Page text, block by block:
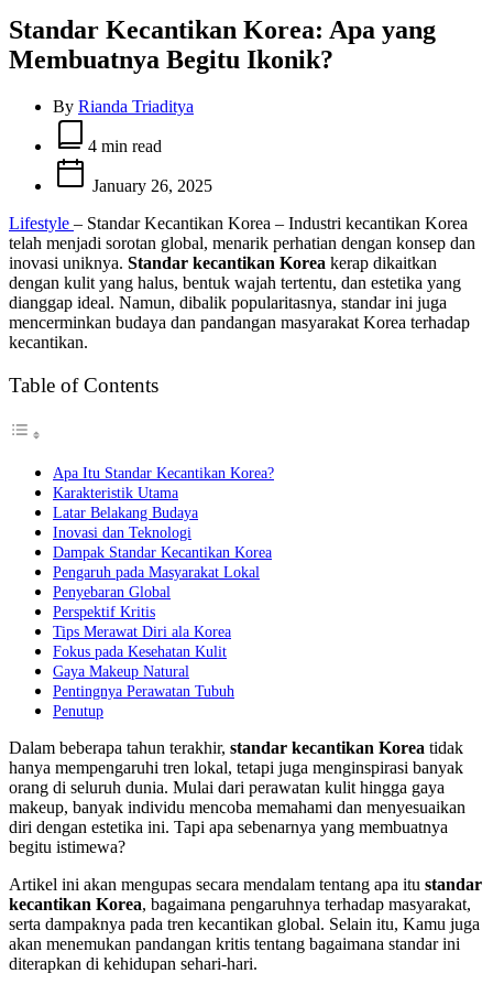
Standar Kecantikan Korea: Apa yang
Membuatnya Begitu Ikonik?
By Rianda Triaditya
Estimated
read
time
4 min read
January 26, 2025
Lifestyle – Standar Kecantikan Korea – Industri kecantikan Korea
telah menjadi sorotan global, menarik perhatian dengan konsep dan
inovasi uniknya. Standar kecantikan Korea kerap dikaitkan
dengan kulit yang halus, bentuk wajah tertentu, dan estetika yang
dianggap ideal. Namun, dibalik popularitasnya, standar ini juga
mencerminkan budaya dan pandangan masyarakat Korea terhadap
kecantikan.
Table of Contents
Apa Itu Standar Kecantikan Korea?
Karakteristik Utama
Latar Belakang Budaya
Inovasi dan Teknologi
Dampak Standar Kecantikan Korea
Pengaruh pada Masyarakat Lokal
Penyebaran Global
Perspektif Kritis
Tips Merawat Diri ala Korea
Fokus pada Kesehatan Kulit
Gaya Makeup Natural
Pentingnya Perawatan Tubuh
Penutup
Dalam beberapa tahun terakhir, standar kecantikan Korea tidak
hanya mempengaruhi tren lokal, tetapi juga menginspirasi banyak
orang di seluruh dunia. Mulai dari perawatan kulit hingga gaya
makeup, banyak individu mencoba memahami dan menyesuaikan
diri dengan estetika ini. Tapi apa sebenarnya yang membuatnya
begitu istimewa?
Artikel ini akan mengupas secara mendalam tentang apa itu standar
kecantikan Korea, bagaimana pengaruhnya terhadap masyarakat,
serta dampaknya pada tren kecantikan global. Selain itu, Kamu juga
akan menemukan pandangan kritis tentang bagaimana standar ini
diterapkan di kehidupan sehari-hari.